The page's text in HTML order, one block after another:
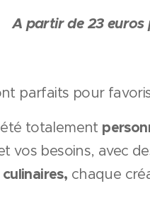
A partir de 23 euros
parfaits pour
totalement
vos besoins, avec
chaque